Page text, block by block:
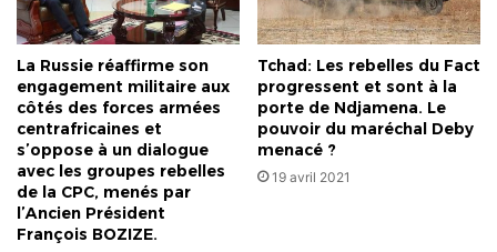
La Russie réaffirme son
engagement militaire aux
côtés des forces armées
centrafricaines et
s’oppose à un dialogue
avec les groupes rebelles
de la CPC, menés par
l’Ancien Président
François BOZIZE.
Tchad: Les rebelles du Fact
progressent et sont à la
porte de Ndjamena. Le
pouvoir du maréchal Deby
menacé ?
19 avril 2021